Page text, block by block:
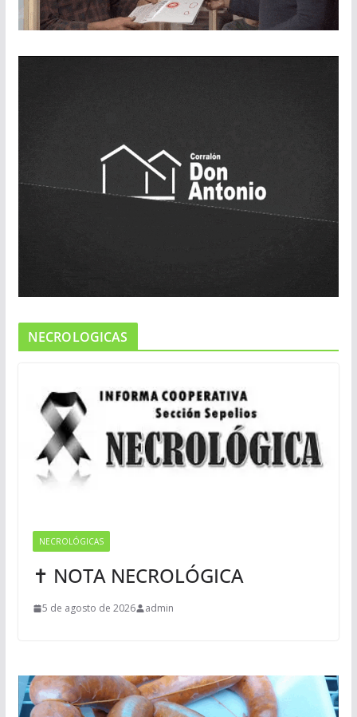
NECROLOGICAS
NECROLÓGICAS
✝ NOTA NECROLÓGICA
5 de agosto de 2026 admin